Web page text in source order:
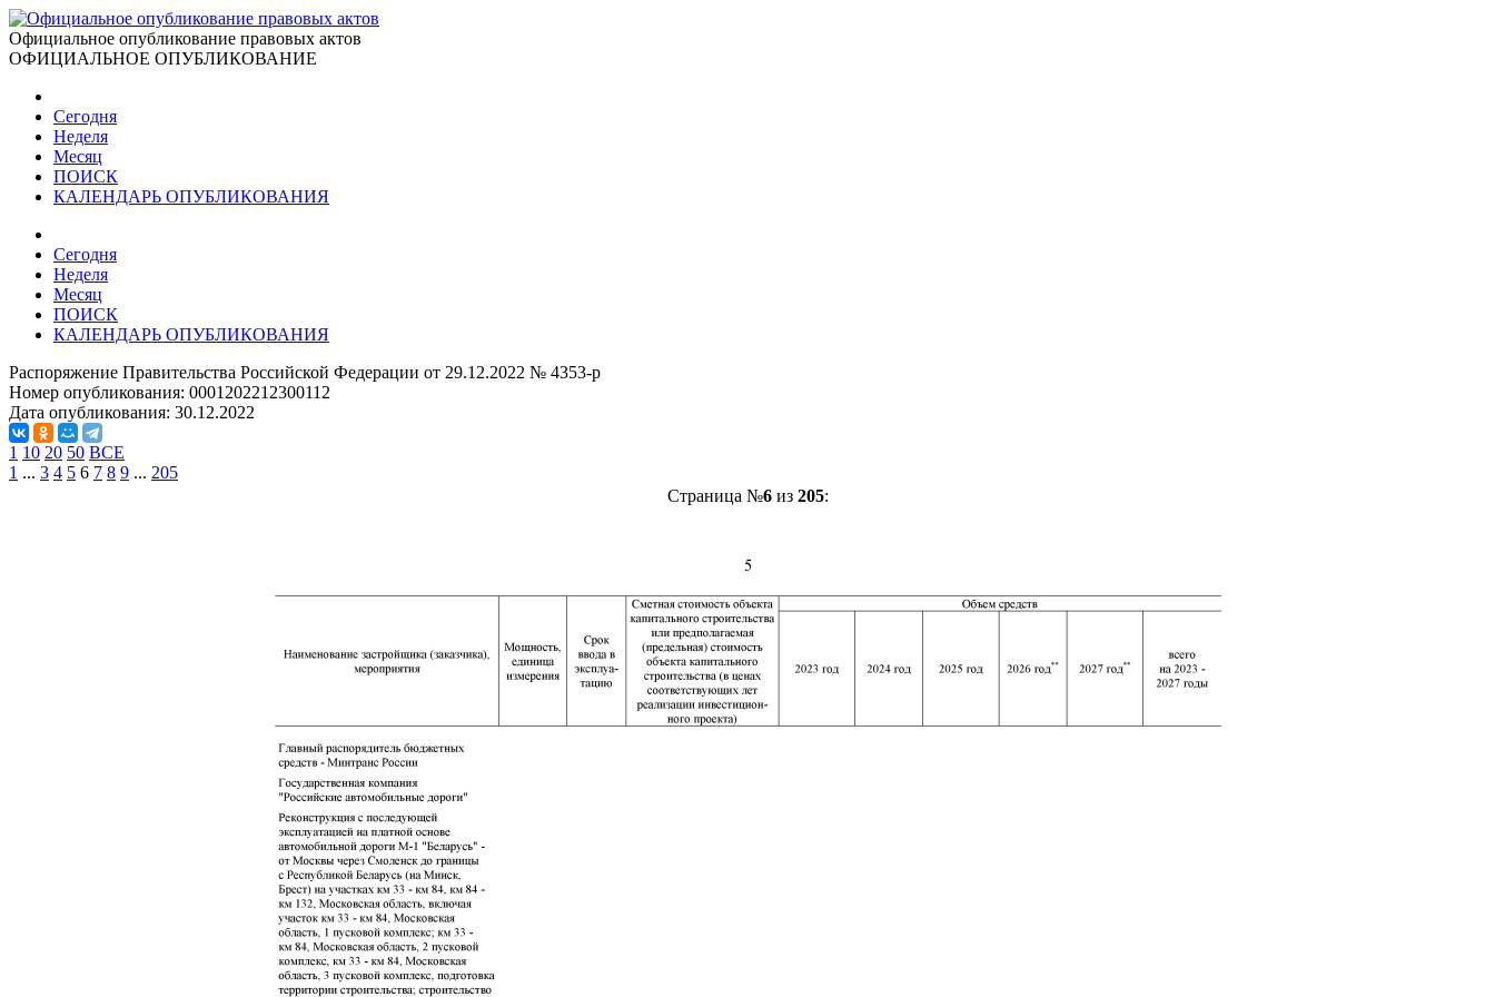
Официальное опубликование правовых актов
ОФИЦИАЛЬНОЕ ОПУБЛИКОВАНИЕ
Сегодня
Неделя
Месяц
ПОИСК
КАЛЕНДАРЬ ОПУБЛИКОВАНИЯ
Сегодня
Неделя
Месяц
ПОИСК
КАЛЕНДАРЬ ОПУБЛИКОВАНИЯ
Распоряжение Правительства Российской Федерации от 29.12.2022 № 4353-р
Номер опубликования: 0001202212300112
Дата опубликования: 30.12.2022
1 10 20 50 ВСЕ
1 ... 3 4 5 6 7 8 9 ... 205
Страница №6из 205: